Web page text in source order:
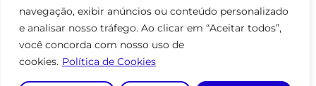
navegação, exibir anúncios ou conteúdo personalizado
e analisar nosso tráfego. Ao clicar em “Aceitar todos”,
você concorda com nosso uso de
cookies. Política de Cookies